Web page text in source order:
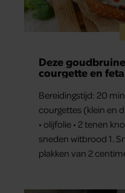
Deze
courgette en
Bereidingstijd: 20
courgettes (klein en
• olijfolie • 2 tenen
sneden witbrood 1.
plakken van 2